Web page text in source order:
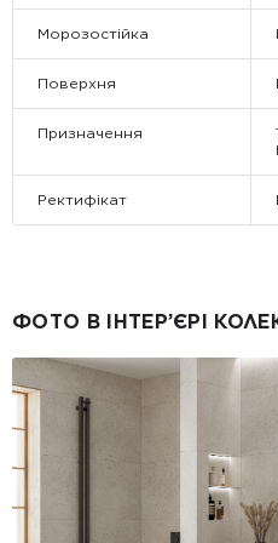
Морозостійка
Поверхня
Призначення
Ректифікат
ФОТО В ІНТЕР’ЄРІ